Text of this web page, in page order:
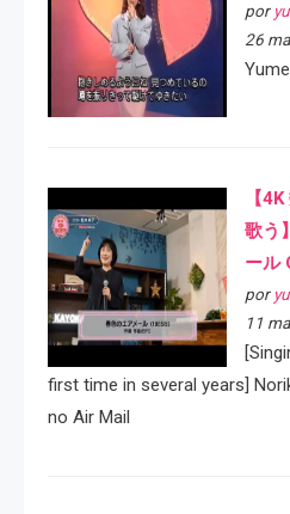
por
26
【
歌う
ール
por
11
first time in several years]
no Air Mail